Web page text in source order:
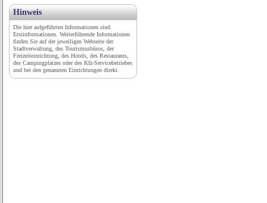
Hinweis
Die hier aufgeführten Informationen sind
Erstinformationen. Weiterführende Informationen
finden Sie auf der jeweiligen Webseite der
Stadtverwaltung, des Tourismusbüros, der
Freizeiteinrichtung, des Hotels, des Restaurants,
des Campingplatzes oder des Kfz-Servicebetriebes
und bei den genannten Einrichtungen direkt.